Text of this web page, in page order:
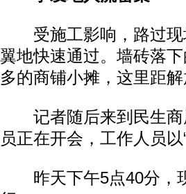
受施工影响，路过现
翼地快速通过。墙砖落
多的商铺小摊，这里距
记者随后来到民生商
员正在开会，工作人员
昨天下午5点40分，
动物系恋人啊 | 钟欣潼